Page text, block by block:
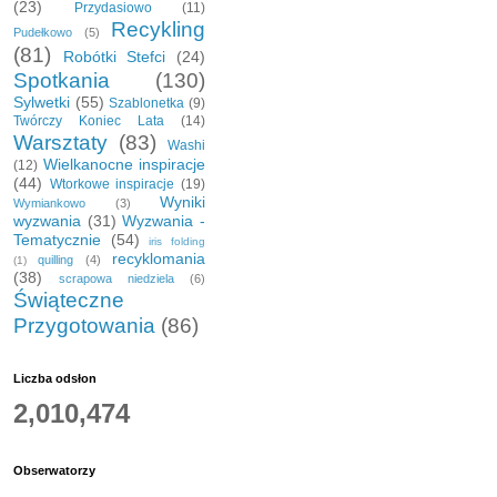
(23)
Przydasiowo (11)
Pudełkowo (5)
Recykling
(81)
Robótki Stefci (24)
Spotkania (130)
Sylwetki (55) Szablonetka (9)
Twórczy Koniec Lata
(14)
Warsztaty (83)
Washi
(12) Wielkanocne inspiracje
(44) Wtorkowe inspiracje (19)
Wymiankowo (3)
Wyniki
wyzwania (31) Wyzwania -
Tematycznie
(54)
iris folding
(1)
quilling (4)
recyklomania
(38)
scrapowa niedziela (6)
Świąteczne
Przygotowania (86)
Liczba odsłon
2,010,474
Obserwatorzy